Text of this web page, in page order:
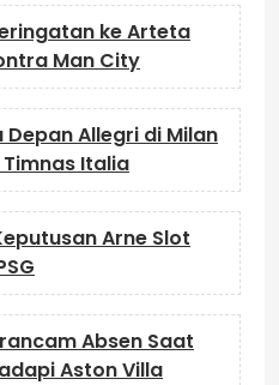
ke Arteta
Man City
Allegri di Milan
Italia
Arne Slot
Absen Saat
Aston Villa